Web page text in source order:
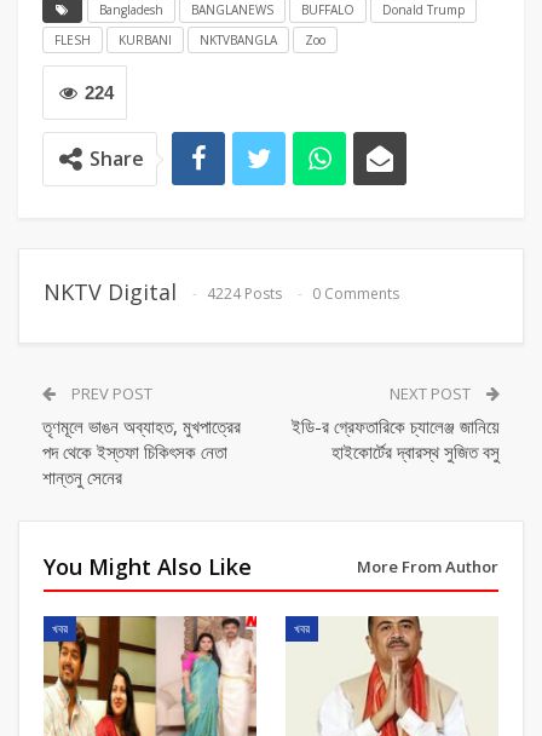
Bangladesh BANGLANEWS BUFFALO
Donald Trump
FLESH
KURBANI NKTVBANGLA Zoo
224
Share
NKTV Digital 4224 Posts 0 Comments
PREV POST
তৃণমূলে ভাঙন অব্যাহত, মুখপাত্রের
পদ থেকে ইস্তফা চিকিৎসক নেতা
শান্তনু সেনের
NEXT POST
ইডি-র গ্রেফতারিকে চ্যালেঞ্জ জানিয়ে
হাইকোর্টের দ্বারস্থ সুজিত বসু
You Might Also Like More From Author
খবর খবর